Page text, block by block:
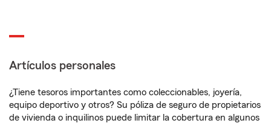
Artículos personales
¿Tiene tesoros importantes como coleccionables, joyería,
equipo deportivo y otros? Su póliza de seguro de propietarios
de vivienda o inquilinos puede limitar la cobertura en algunos